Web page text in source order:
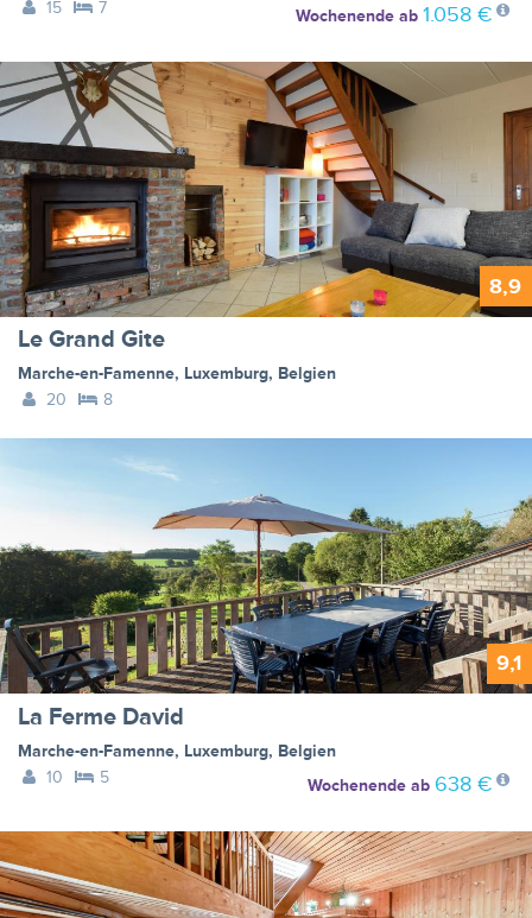
15 7 Wochenendeab 1.058 €
8,9
Le Grand Gite
Marche-en-Famenne, Luxemburg, Belgien
20
8
9,1
La Ferme David
Marche-en-Famenne, Luxemburg, Belgien
10
5 Wochenendeab 638 €